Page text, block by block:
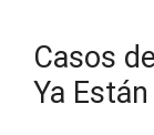
Casos
Ya